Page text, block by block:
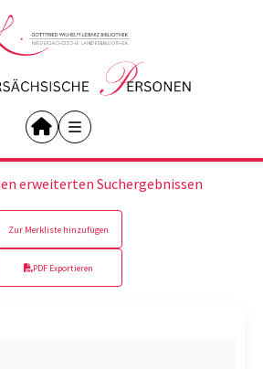
erweiterten Suchergebnissen
Zur Merkliste hinzufügen
PDF Exportieren